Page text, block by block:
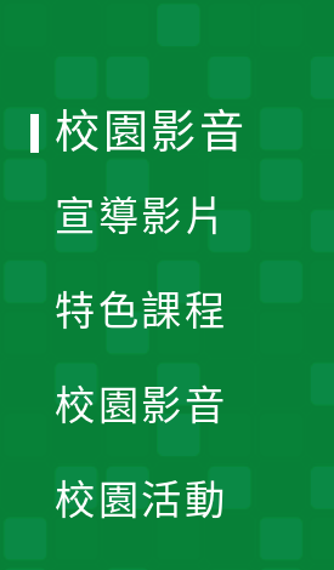
校園影音
宣導影片
特色課程
校園影音
校園活動